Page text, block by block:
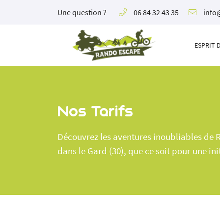
Une question ? 06 84 32 43 35
ESPRIT
Par
Nos Tarifs
Découvrez les aventures inoubliables de
dans le Gard (30), que ce soit pour une